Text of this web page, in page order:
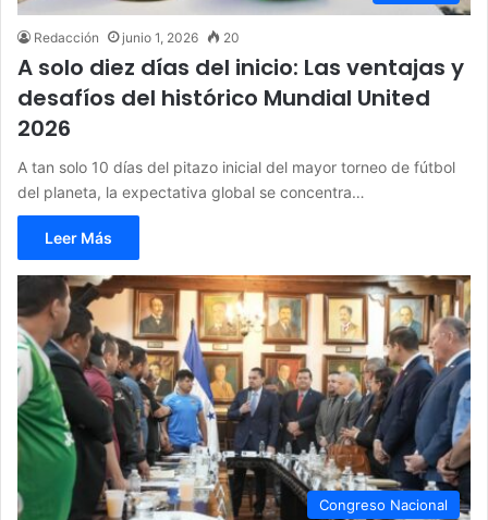
Redacción junio 1, 2026 20
A solo diez días del inicio: Las ventajas y
desafíos del histórico Mundial United
2026
A tan solo 10 días del pitazo inicial del mayor torneo de fútbol
del planeta, la expectativa global se concentra…
Leer Más
Congreso Nacional